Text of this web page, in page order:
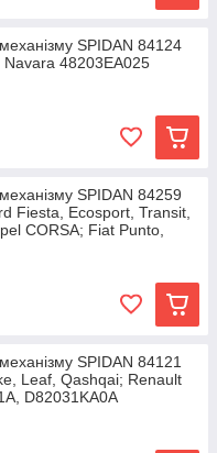
SPIDAN 84124
48203EA025
SPIDAN 84259
Fiesta, Ecosport, Transit,
CORSA; Fiat Punto,
SPIDAN 84121
Leaf, Qashqai; Renault
D82031KA0A